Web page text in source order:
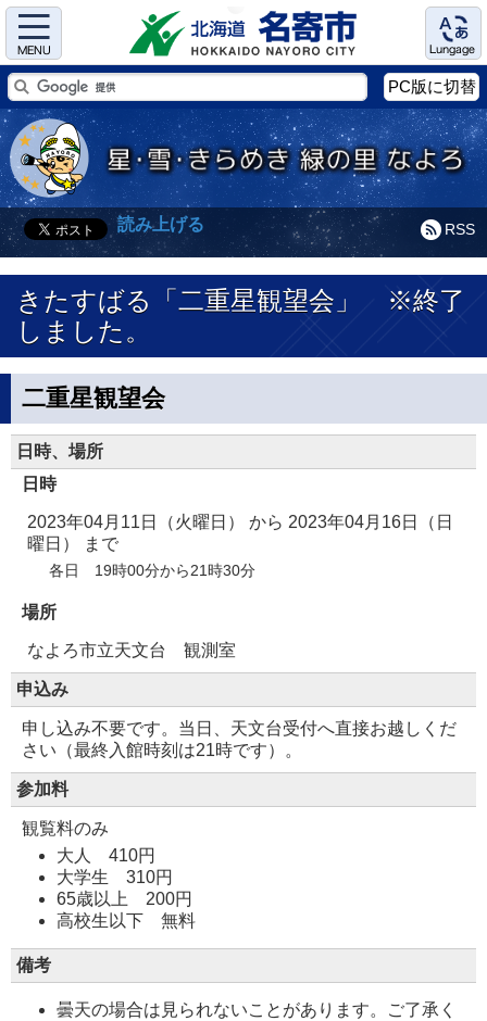
Menu Language
PC版に切替
RSS
読み上げる
きたすばる「二重星観望会」 ※終了
しました。
二重星観望会
日時、場所
日時
2023年04月11日（火曜日） から 2023年04月16日（日
曜日）
まで
各日 19時00分から21時30分
場所
なよろ市立天文台 観測室
申込み
申し込み不要です。当日、天文台受付へ直接お越しくだ
さい（最終入館時刻は21時です）。
参加料
観覧料のみ
大人 410円
大学生 310円
65歳以上 200円
高校生以下 無料
備考
曇天の場合は見られないことがあります。ご了承く